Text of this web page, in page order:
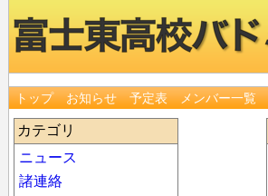
トップ お知らせ 予定表 メンバー一覧
カテゴリ
ニュース
諸連絡